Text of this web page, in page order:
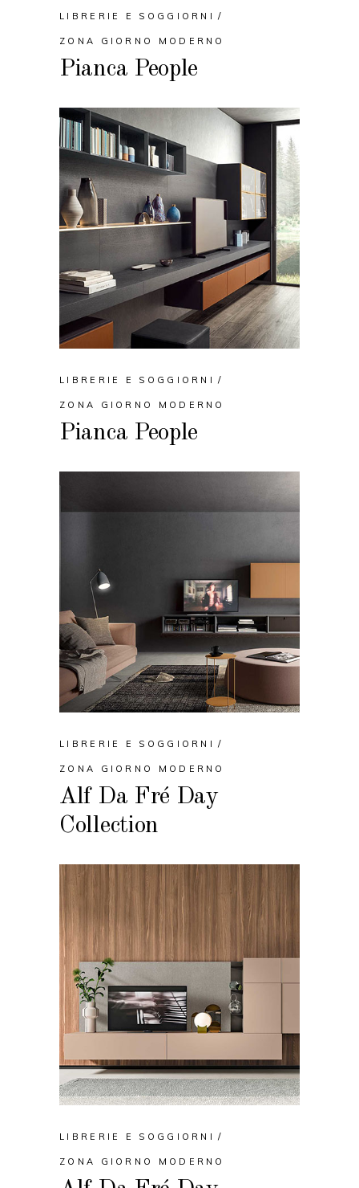
LIBRERIE E SOGGIORNI
ZONA GIORNO MODERNO
Pianca People
LIBRERIE E SOGGIORNI
ZONA GIORNO MODERNO
Pianca People
LIBRERIE E SOGGIORNI
ZONA GIORNO MODERNO
Alf Da Fré Day
Collection
LIBRERIE E SOGGIORNI
ZONA GIORNO MODERNO